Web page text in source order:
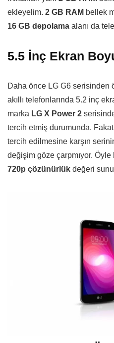
ekleyelim. 2 GB RAM bellek
16 GB depolama alanı da
5.5 İnç Ekran
Daha önce LG G6 serisinden
akıllı telefonlarında 5.2 inç
marka LG X Power 2
tercih etmiş durumunda.
tercih edilmesine karşın
değişim göze çarpmıyor. Öyle
720p çözünürlük değeri